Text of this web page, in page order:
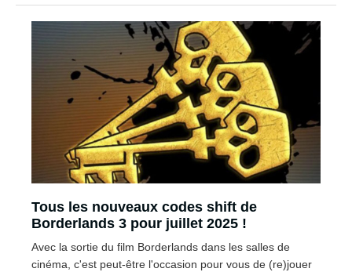
Tous les nouveaux codes shift de
Borderlands 3 pour juillet 2025 !
Avec la sortie du film Borderlands dans les salles de
cinéma, c'est peut-être l'occasion pour vous de (re)jouer